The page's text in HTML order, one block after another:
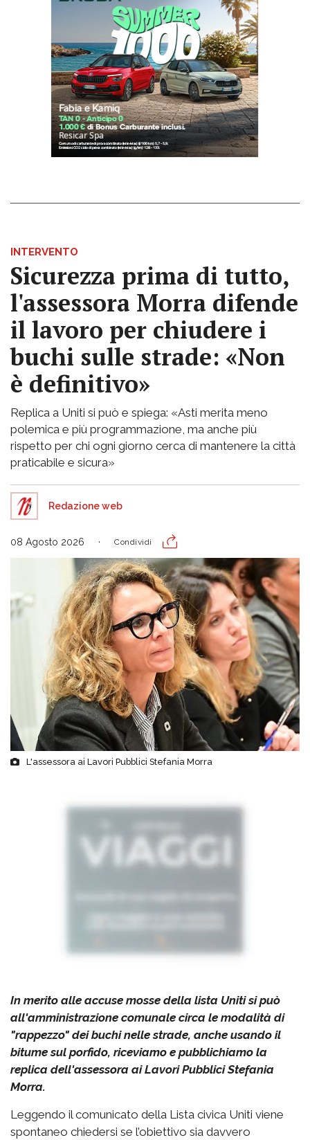
INTERVENTO
Sicurezza prima di tutto,
l'assessora Morra difende
il lavoro per chiudere i
buchi sulle strade: «Non
è definitivo»
Replica a Uniti si può e spiega: «Asti merita meno
polemica e più programmazione, ma anche più
rispetto per chi ogni giorno cerca di mantenere la città
praticabile e sicura»
Redazione web
08 Agosto 2026 Condividi
L'assessora ai Lavori Pubblici Stefania Morra
In merito alle accuse mosse della lista Uniti si può
all'amministrazione comunale circa le modalità di
"rappezzo" dei buchi nelle strade, anche usando il
bitume sul porfido, riceviamo e pubblichiamo la
replica dell'assessora ai Lavori Pubblici Stefania
Morra.
Leggendo il comunicato della Lista civica Uniti viene
spontaneo chiedersi se l’obiettivo sia davvero